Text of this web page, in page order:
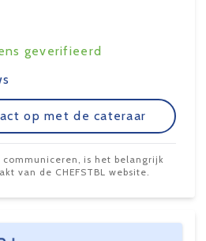
geverifieerd
op met de cateraar
is het belangrijk
van de CHEFSTBL website.